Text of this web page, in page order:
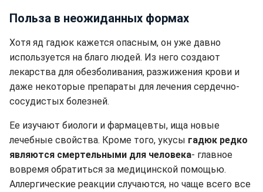
Польза в неожиданных формах
Хотя яд гадюк кажется опасным, он уже давно
используется на благо людей. Из него создают
лекарства для обезболивания, разжижения крови и
даже некоторые препараты для лечения сердечно-
сосудистых болезней.
Ее изучают биологи и фармацевты, ища новые
лечебные свойства. Кроме того, укусы гадюк редко
являются смертельными для человека- главное
вовремя обратиться за медицинской помощью.
Аллергические реакции случаются, но чаще всего все